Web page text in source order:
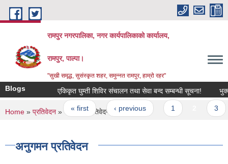
Skip to main content
रामपुर नगरपालिका, नगर कार्यपालिकाको कार्यालय,
रामपुर, पाल्पा।
"सुखी समृद्ध, सुसंस्कृत शहर, समुन्नत रामपुर, हाम्रो रहर"
Blogs एकिकृत घुम्ती शिविर संचालन तथा सेवा बन्द सम्बन्धी सूचना!
Pages
« first ‹ previous
You are here
Home » प्रतिवेदन » अनुगमन प्रतिवेदन
अनुगमन प्रतिवेदन